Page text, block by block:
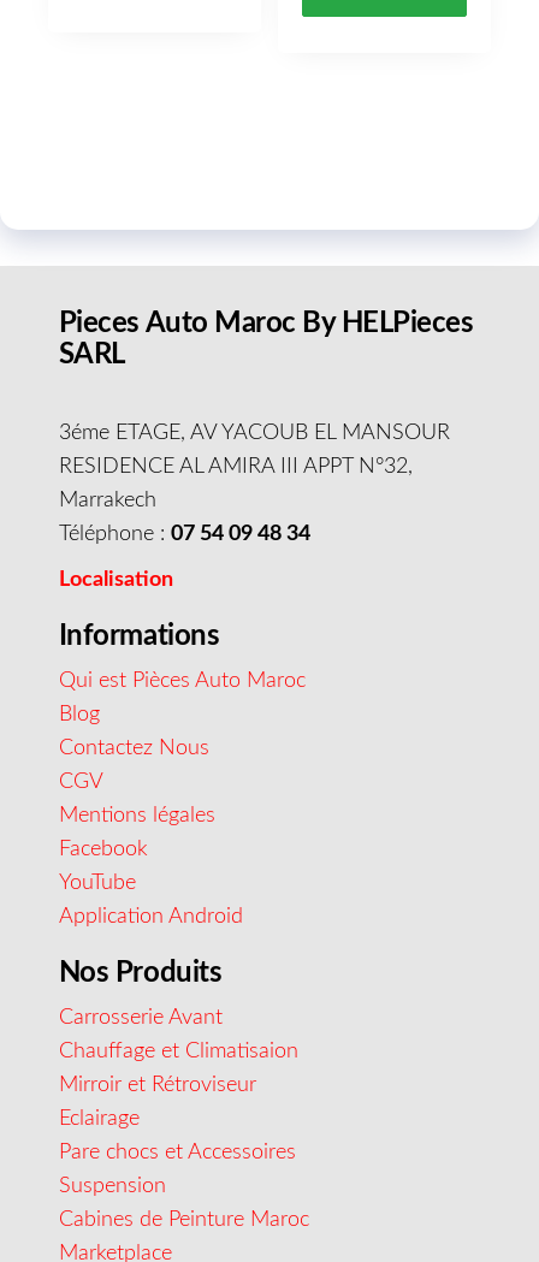
Pieces Auto Maroc By HELPieces
SARL
3éme ETAGE, AV YACOUB EL MANSOUR
RESIDENCE AL AMIRA III APPT N°32,
Marrakech
Téléphone : 07 54 09 48 34
Localisation
Informations
Qui est Pièces Auto Maroc
Blog
Contactez Nous
CGV
Mentions légales
Facebook
YouTube
Application Android
Nos Produits
Carrosserie Avant
Chauffage et Climatisaion
Mirroir et Rétroviseur
Eclairage
Pare chocs et Accessoires
Suspension
Cabines de Peinture Maroc
Marketplace